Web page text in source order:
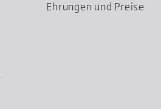
Ehrungen und Preise